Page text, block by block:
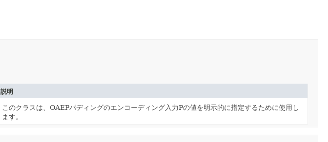
説明
このクラスは、OAEPパディングのエンコーディング入力Pの値を明示的に指定するために使用し
ます。